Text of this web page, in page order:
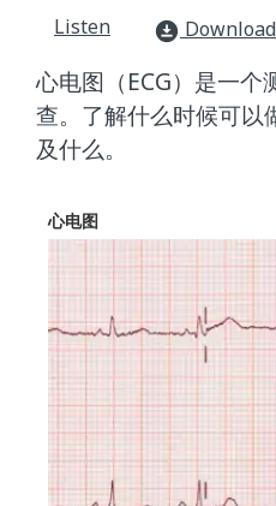
Listen
download_for_offline
心电图（ECG）是一个
查。了解什么时候可以
及什么。
心电图